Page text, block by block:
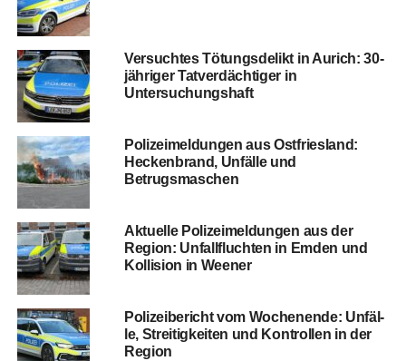
Ver­such­tes Tötungs­de­likt in Aurich: 30-
jäh­ri­ger Tat­ver­däch­ti­ger in
Untersuchungshaft
Poli­zei­mel­dun­gen aus Ost­fries­land:
Hecken­brand, Unfäl­le und
Betrugsmaschen
Aktu­el­le Poli­zei­mel­dun­gen aus der
Regi­on: Unfall­fluch­ten in Emden und
Kol­li­si­on in Weener
Poli­zei­be­richt vom Wochen­en­de: Unfäl­
le, Strei­tig­kei­ten und Kon­trol­len in der
Region